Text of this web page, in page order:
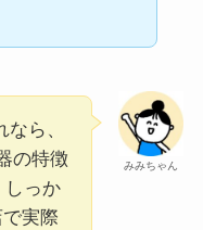
みみちゃん
ら、
の特徴
しっか
実際